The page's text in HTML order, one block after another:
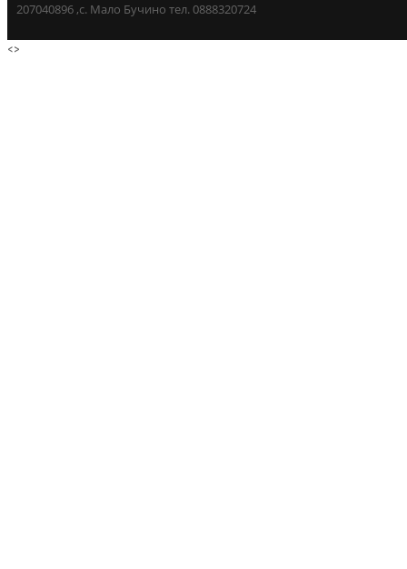
207040896 ,с. Мало Бучино тел. 0888320724
<>